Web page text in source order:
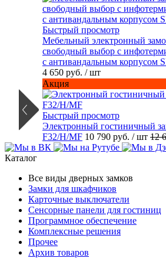
Быстрый просмотр
Мебельный электронный
свободный выбор с
с антивандальным корпусом
4 650 руб. / шт
Акция
Быстрый просмотр
Электронный гостиничный
F32/H/MF 10 790 руб. / шт 12
Каталог
Все виды дверных замков
Замки для шкафчиков
Карточные выключатели
Сенсорные панели для гостиниц
Программное обеспечение
Комплексные решения
Прочее
Архив товаров